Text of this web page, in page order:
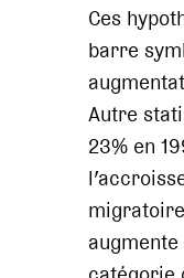
Ces
barre
Autre
23% en